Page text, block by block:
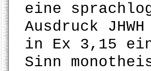
eine
Ausdruck
in Ex 3,15
Sinn